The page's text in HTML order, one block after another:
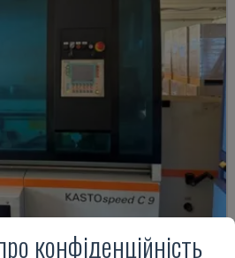
конфіденційність